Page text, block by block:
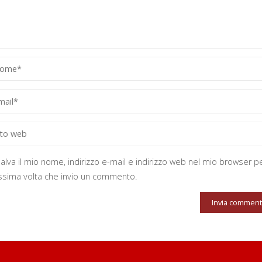
il mio nome, indirizzo e-mail e indirizzo web nel mio browser
volta che invio un commento.